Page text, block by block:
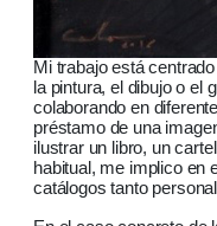
Mi trabajo está
la pintura, el dibujo o el
colaborando en
préstamo de una
ilustrar un libro, un
habitual, me implico en
catálogos tanto